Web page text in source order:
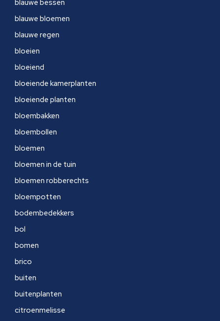
blauwe bessen
blauwe bloemen
blauwe regen
bloeien
bloeiend
bloeiende kamerplanten
bloeiende planten
bloembakken
bloembollen
bloemen
bloemen in de tuin
bloemen robberechts
bloempotten
bodembedekkers
bol
bomen
brico
buiten
buitenplanten
citroenmelisse